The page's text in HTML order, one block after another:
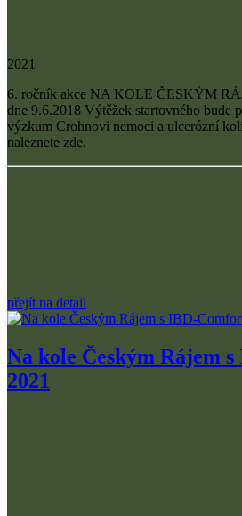
2021
6. ročník akce NA KOLE ČESKÝM
dne 9.6.2018 Výtěžek startovného bude
výzkum Crohnovi nemoci a ulcerózní
naleznete zde.
přejít na detail
Na kole Českým Rájem
2021